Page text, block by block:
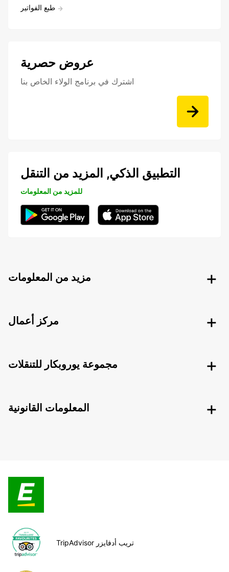
طبع الفواتير
عروض حصرية
اشترك في برنامج الولاء الخاص بنا
التطبيق الذكي, المزيد من التنقل
للمزيد من المعلومات
مزيد من المعلومات
مركز أعمال
مجموعة يوروبكار للتنقلات
المعلومات القانونية
TripAdvisor تريب أدفايزر